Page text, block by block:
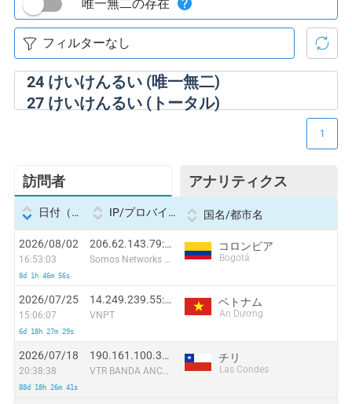
24けいけんるい (唯一無二)
27けいけんるい (トータル)
唯一無二の存在
訪問者 アナリティクス
1
日付（Datetime IP/プロバイダー 国名/都市名
2026/08/02
16:53:03
8d 1h 46m 56s
206.62.143.79:28247
Somos Networks Colombia S.a.s. BIC
コロンビア
Bogotá
2026/07/25
15:06:07
6d 18h 27m 29s
14.249.239.55:58808
VNPT
ベトナム
An Dương
2026/07/18
20:38:38
88d 18h 26m 41s
190.161.100.37:48310
VTR BANDA ANCHA S.A.
チリ
Las Condes